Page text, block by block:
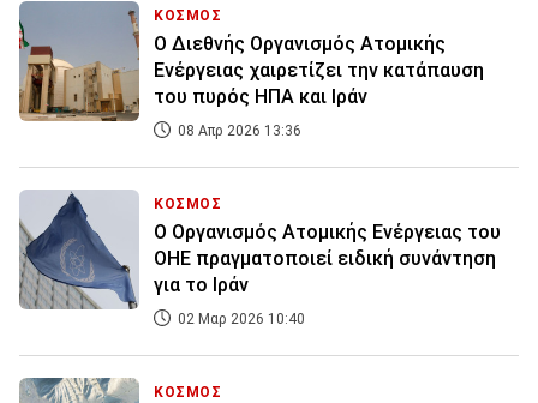
ΚΟΣΜΟΣ
Ο Διεθνής Οργανισμός Ατομικής
Ενέργειας χαιρετίζει την κατάπαυση
του πυρός ΗΠΑ και Ιράν
08 Απρ 2026 13:36
ΚΟΣΜΟΣ
Ο Οργανισμός Ατομικής Ενέργειας του
ΟΗΕ πραγματοποιεί ειδική συνάντηση
για το Ιράν
02 Μαρ 2026 10:40
ΚΟΣΜΟΣ